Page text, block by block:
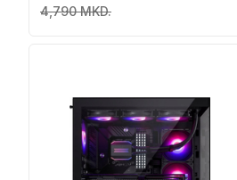
4,790 MKD.